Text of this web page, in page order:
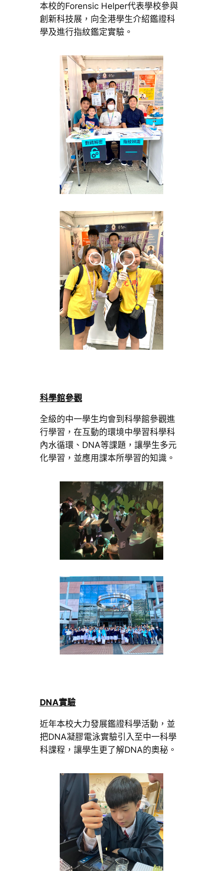
本校的Forensic Helper代表學校參與
創新科技展，向全港學生介紹鑑證科
學及進行指紋鑑定實驗。
科學館參觀
全級的中一學生均會到科學館參觀進
行學習，在互動的環境中學習科學科
內水循環、DNA等課題，讓學生多元
化學習，並應用課本所學習的知識。
DNA實驗
近年本校大力發展鑑證科學活動，並
把DNA凝膠電泳實驗引入至中一科學
科課程，讓學生更了解DNA的奧秘。